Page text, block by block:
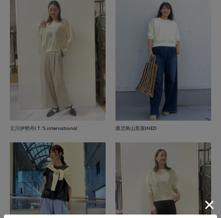
立川伊勢丹I.T.'S.international 鹿児島山形屋INED